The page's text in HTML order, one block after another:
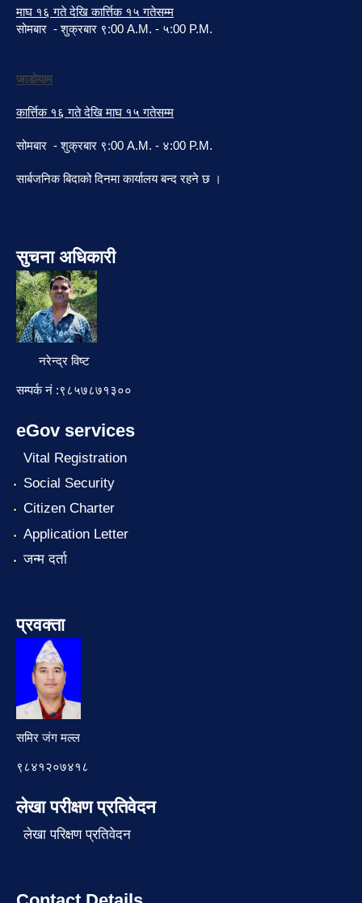
माघ १६ गते देखि कार्त्तिक १५ गतेसम्म
सोमबार - शुक्रबार ९:00 A.M. - ५:00 P.M.
जाडोयाम
कार्त्तिक १६ गते देखि माघ १५ गतेसम्म
सोमबार - शुक्रबार ९:00 A.M. - ४:00 P.M.
सार्बजनिक बिदाको दिनमा कार्यालय बन्द रहने छ ।
सुचना अधिकारी
नरेन्द्र विष्ट
सम्पर्क नं :९८५७८७१३००
eGov services
Vital Registration
Social Security
Citizen Charter
Application Letter
जन्म दर्ता
प्रवक्ता
समिर जंग मल्ल
९८४१२०७४१८
लेखा परीक्षण प्रतिवेदन
लेखा परिक्षण प्रतिवेदन